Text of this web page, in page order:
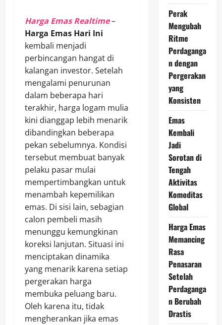
Harga Emas Realtime–
Harga Emas Hari Ini
kembali menjadi
perbincangan hangat di
kalangan investor. Setelah
mengalami penurunan
dalam beberapa hari
terakhir, harga logam mulia
kini dianggap lebih menarik
dibandingkan beberapa
pekan sebelumnya. Kondisi
tersebut membuat banyak
pelaku pasar mulai
mempertimbangkan untuk
menambah kepemilikan
emas. Di sisi lain, sebagian
calon pembeli masih
menunggu kemungkinan
koreksi lanjutan. Situasi ini
menciptakan dinamika
yang menarik karena setiap
pergerakan harga
membuka peluang baru.
Oleh karena itu, tidak
mengherankan jika emas
Perak
Mengubah
Ritme
Perdaganga
n dengan
Pergerakan
yang
Konsisten
Emas
Kembali
Jadi
Sorotan di
Tengah
Aktivitas
Komoditas
Global
Harga Emas
Memancing
Rasa
Penasaran
Setelah
Perdaganga
n Berubah
Drastis